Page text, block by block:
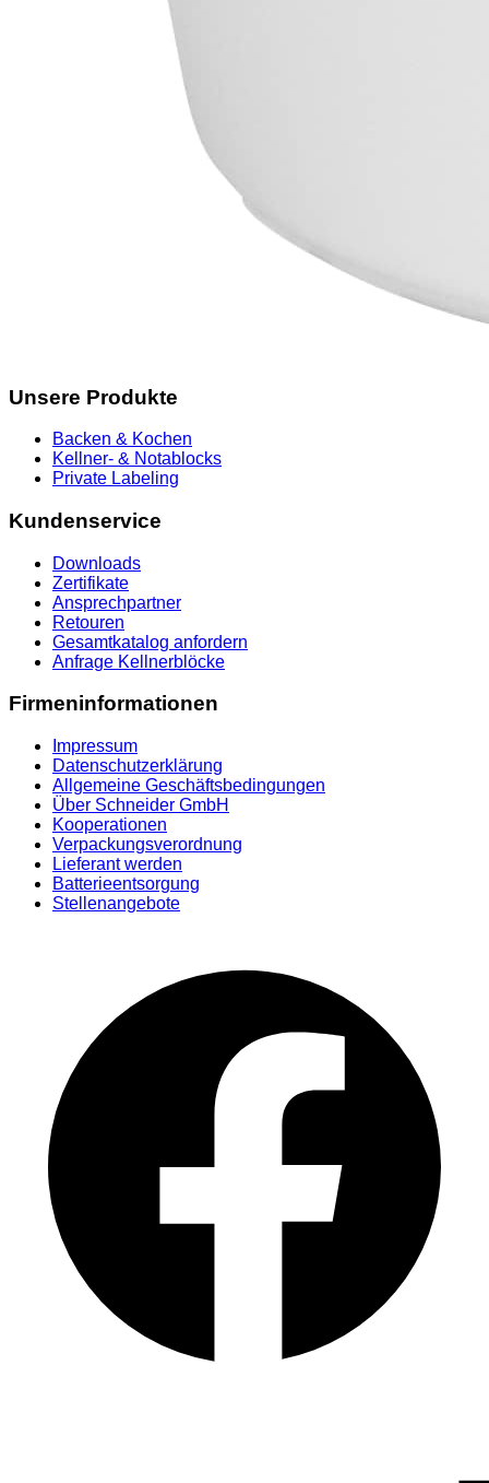
Unsere Produkte
Backen & Kochen
Kellner- & Notablocks
Private Labeling
Kundenservice
Downloads
Zertifikate
Ansprechpartner
Retouren
Gesamtkatalog anfordern
Anfrage Kellnerblöcke
Firmeninformationen
Impressum
Datenschutzerklärung
Allgemeine Geschäftsbedingungen
Über Schneider GmbH
Kooperationen
Verpackungsverordnung
Lieferant werden
Batterieentsorgung
Stellenangebote